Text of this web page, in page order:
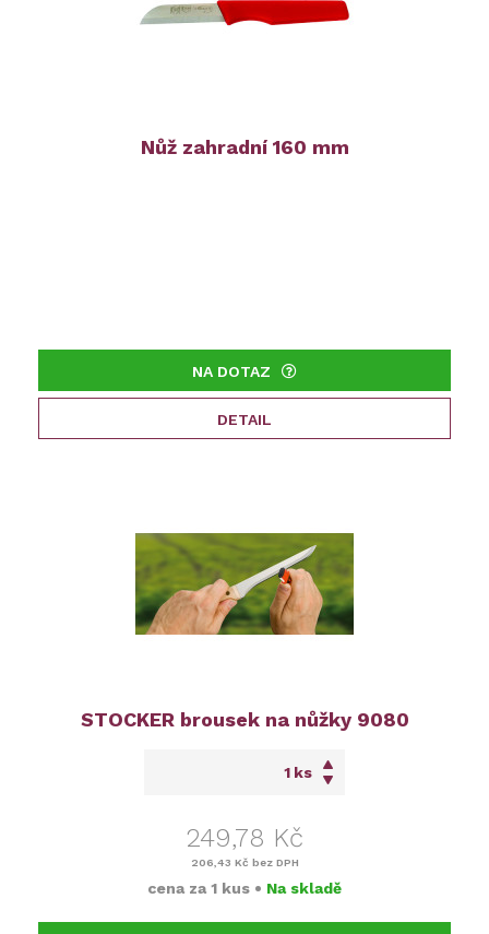
Nůž zahradní 160 mm
NA DOTAZ
DETAIL
STOCKER brousek na nůžky 9080
ks
249,78 Kč
206,43 Kč bez DPH
cena za 1 kus • Na skladě